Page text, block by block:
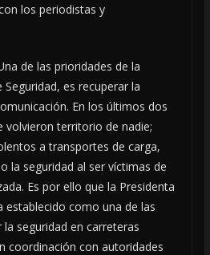
los periodistas y
de las prioridades de la
es recuperar la
En los últimos dos
volvieron territorio de nadie;
a transportes de carga,
la seguridad al ser víctimas de
Es por ello que la Presidenta
establecido como una de las
seguridad en carreteras
coordinación con autoridades